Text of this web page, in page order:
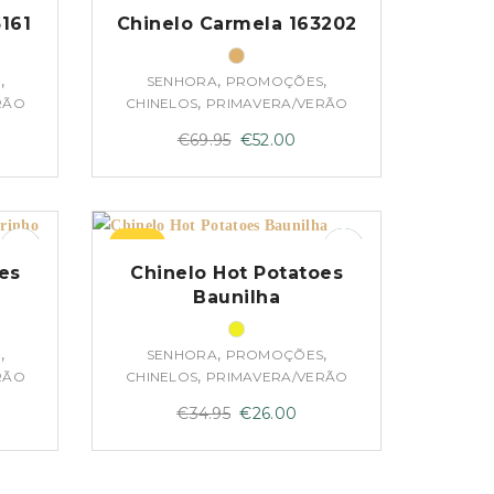
,
Chinelo Carmela 163202
SENHORA, PROMOÇÕES,
CHINELOS, PRIMAVERA/VERÃO
€69.95 O
era:
€52.00
é:
,
–26%
Chinelo Hot Potatoes
Baunilha
SENHORA, PROMOÇÕES,
CHINELOS, PRIMAVERA/VERÃO
€34.95 O
€26.00